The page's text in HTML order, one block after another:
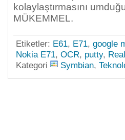
kolaylaştırmasını
MÜKEMMEL.
Etiketler: E61, E71, google
Nokia E71, OCR, putty,
Kategori
Symbian,